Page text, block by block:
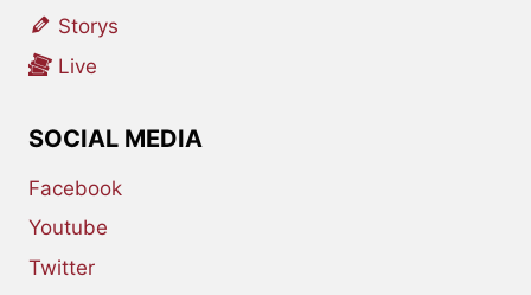
Storys
Live
SOCIAL MEDIA
Facebook
Youtube
Twitter